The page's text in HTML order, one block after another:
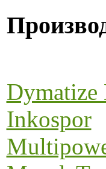
Inkospor